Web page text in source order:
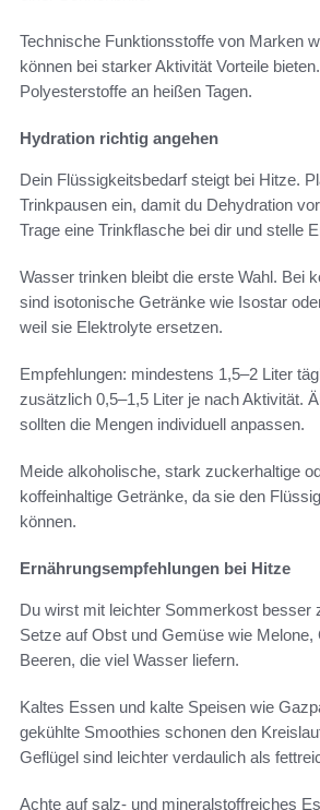
Technische Funktionsstoffe von Marken
können bei starker Aktivität Vorteile
Polyesterstoffe an heißen Tagen.
Hydration richtig angehen
Dein Flüssigkeitsbedarf steigt bei Hitze.
Trinkpausen ein, damit du Dehydration
Trage eine Trinkflasche bei dir und stelle
Wasser trinken bleibt die erste Wahl. Bei
sind isotonische Getränke wie Isostar
weil sie Elektrolyte ersetzen.
Empfehlungen: mindestens 1,5–2 Liter
zusätzlich 0,5–1,5 Liter je nach Aktivität.
sollten die Mengen individuell anpassen.
Meide alkoholische, stark zuckerhaltige
koffeinhaltige Getränke, da sie den
können.
Ernährungsempfehlungen bei Hitze
Du wirst mit leichter Sommerkost besser
Setze auf Obst und Gemüse wie Melone,
Beeren, die viel Wasser liefern.
Kaltes Essen und kalte Speisen wie
gekühlte Smoothies schonen den
Geflügel sind leichter verdaulich als
Achte auf salz- und mineralstoffreiches